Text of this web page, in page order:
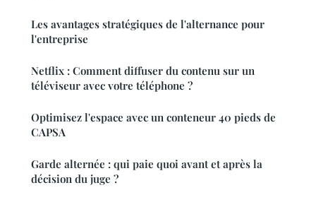
Les avantages stratégiques de l'alternance pour
l'entreprise
Netflix : Comment diffuser du contenu sur un
téléviseur avec votre téléphone ?
Optimisez l'espace avec un conteneur 40 pieds de
CAPSA
Garde alternée : qui paie quoi avant et après la
décision du juge ?